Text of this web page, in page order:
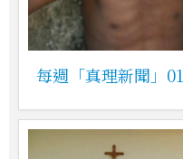
每週「真理新聞」